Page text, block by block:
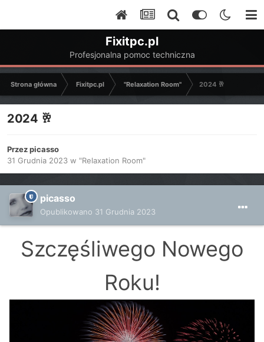
Fixitpc.pl
Profesjonalna pomoc techniczna
Strona główna Fixitpc.pl "Relaxation Room" 2024 ​🥂
2024 ​🥂
Przezpicasso
31 Grudnia 2023 w "Relaxation Room"
picasso
Opublikowano 31 Grudnia 2023
Szczęśliwego Nowego
Roku!